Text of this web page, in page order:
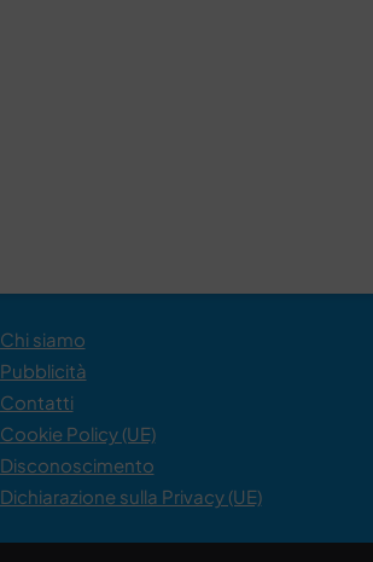
Chi siamo
Pubblicità
Contatti
Cookie Policy (UE)
Disconoscimento
Dichiarazione sulla Privacy (UE)